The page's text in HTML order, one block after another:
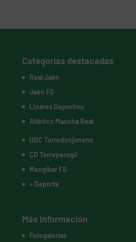
Categorías destacadas
Real Jaén
Jaén FS
Linares Deportivo
Atlético Mancha Real
UDC Torredonjimeno
CD Torreperogil
Mengíbar FS
+ Deporte
Más información
Fotogalerías